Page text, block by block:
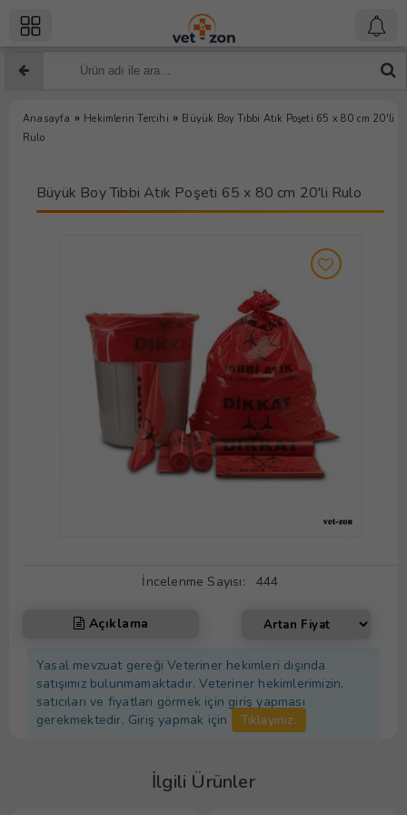
Anasayfa » Hekimlerin Tercihi » Büyük Boy Tıbbi Atık Poşeti 65 x 80 cm 20'li
Rulo
Büyük Boy Tıbbi Atık Poşeti 65 x 80 cm 20'li Rulo
İncelenme Sayısı: 444
Açıklama
Yasal mevzuat gereği Veteriner hekimleri dışında
satışımız bulunmamaktadır. Veteriner hekimlerimizin,
satıcıları ve fiyatları görmek için giriş yapması
gerekmektedir. Giriş yapmak için
Tıklayınız.
İlgili Ürünler